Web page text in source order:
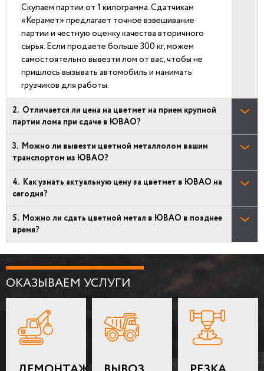
Скупаем партии от 1 килограмма. Сдатчикам
«Керамет» предлагает точное взвешивание
партии и честную оценку качества вторичного
сырья. Если продаете больше 300 кг, можем
самостоятельно вывезти лом от вас, чтобы не
пришлось вызывать автомобиль и нанимать
грузчиков для работы.
Отличается ли цена на цветмет на прием крупной
партии лома при сдаче в ЮВАО?
Можно ли вывезти цветной металлолом вашим
транспортом из ЮВАО?
Как узнать актуальную цену за цветмет в ЮВАО на
сегодня?
Можно ли сдать цветной метал в ЮВАО в позднее
время?
ОКАЗЫВАЕМ УСЛУГИ